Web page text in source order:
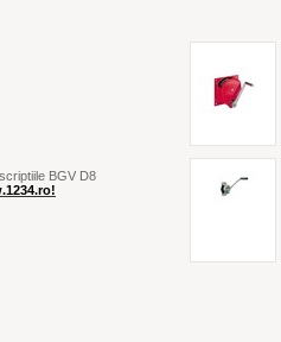
BGV D8